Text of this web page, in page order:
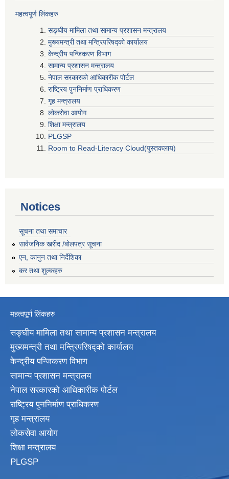
महत्वपूर्ण लिंकहरु
सङ्घीय मामिला तथा सामान्य प्रशासन मन्त्रालय
मुख्यमन्त्री तथा मन्त्रिपरिषद्‍को कार्यालय
केन्द्रीय पन्जिकरण विभाग
सामान्य प्रशासन मन्त्रालय
नेपाल सरकारको आधिकारीक पोर्टल
राष्ट्रिय पुननिर्माण प्राधिकरण
गृह मन्त्रालय
लोकसेवा आयोग
शिक्षा मन्त्रालय
PLGSP
Room to Read-Literacy Cloud(पुस्तकलाय)
Notices
सूचना तथा समाचार
सार्वजनिक खरीद /बोलपत्र सूचना
एन, कानुन तथा निर्देशिका
कर तथा शुल्कहरु
महत्वपूर्ण लिंकहरु
सङ्घीय मामिला तथा सामान्य प्रशासन मन्त्रालय
मुख्यमन्त्री तथा मन्त्रिपरिषद्‍को कार्यालय
केन्द्रीय पन्जिकरण विभाग
सामान्य प्रशासन मन्त्रालय
नेपाल सरकारको आधिकारीक पोर्टल
राष्ट्रिय पुननिर्माण प्राधिकरण
गृह मन्त्रालय
लोकसेवा आयोग
शिक्षा मन्त्रालय
PLGSP